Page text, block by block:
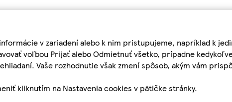
v zariadení alebo k nim pristupujeme, napríklad k
voľbou Prijať alebo Odmietnuť všetko, prípadne
Vaše rozhodnutie však zmení spôsob, akým vám
kliknutím na Nastavenia cookies v pätičke stránky.